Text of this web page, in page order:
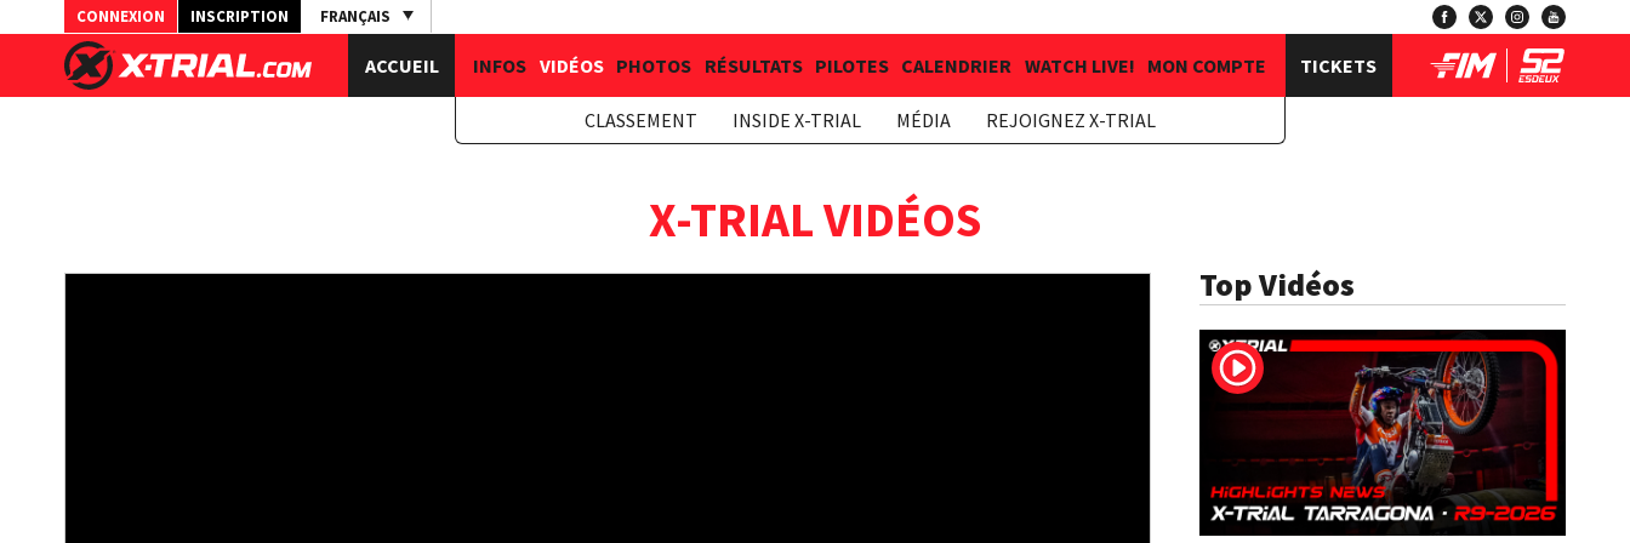
CONNEXION INSCRIPTION FRANÇAIS
ACCUEIL INFOS VIDÉOS PHOTOS RÉSULTATS PILOTES CALENDRIER WATCH LIVE! MON COMPTE
CLASSEMENT INSIDE X-TRIAL MÉDIA REJOIGNEZ X-TRIAL
TICKETS
X-TRIAL VIDÉOS
Top Vidéos